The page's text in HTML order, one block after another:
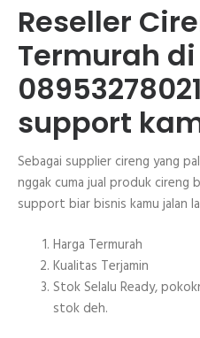
Reseller
Termurah
support
Sebagai supplier cireng yang
nggak cuma jual produk cireng
support biar bisnis kamu jalan
Harga Termurah
Kualitas Terjamin
Stok Selalu Ready,
stok deh.